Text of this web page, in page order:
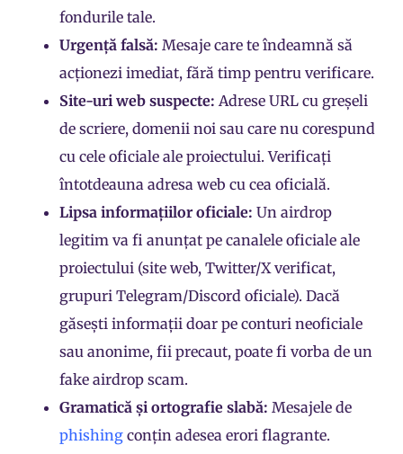
fondurile tale.
Urgență falsă: Mesaje care te îndeamnă să
acționezi imediat, fără timp pentru verificare.
Site-uri web suspecte: Adrese URL cu greșeli
de scriere, domenii noi sau care nu corespund
cu cele oficiale ale proiectului. Verificați
întotdeauna adresa web cu cea oficială.
Lipsa informațiilor oficiale: Un airdrop
legitim va fi anunțat pe canalele oficiale ale
proiectului (site web, Twitter/X verificat,
grupuri Telegram/Discord oficiale). Dacă
găsești informații doar pe conturi neoficiale
sau anonime, fii precaut, poate fi vorba de un
fake airdrop scam.
Gramatică și ortografie slabă: Mesajele de
phishing conțin adesea erori flagrante.